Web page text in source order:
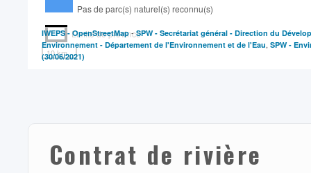
Pas de parc(s) naturel(s) reconnu(s)
Limite de province
10 km
IWEPS - OpenStreetMap-SPW - Secrétariat général - Direction du
Environnement - Département de l'Environnement et de l'Eau, SPW -
(30/06/2021)
Contrat de rivière